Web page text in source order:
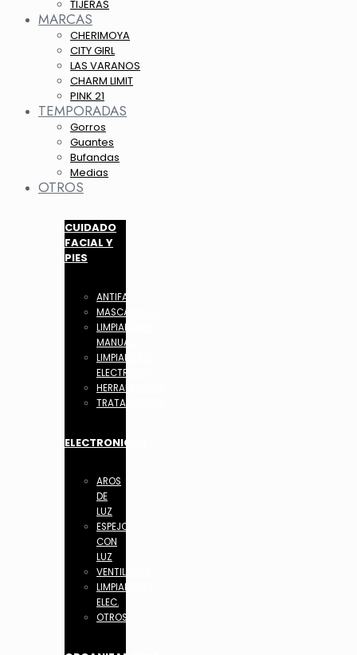
TIJERAS
MARCAS
CHERIMOYA
CITY GIRL
LAS VARANOS
CHARM LIMIT
PINK 21
TEMPORADAS
Gorros
Guantes
Bufandas
Medias
OTROS
CUIDADO
FACIAL Y
PIES
ANTIFAZ
MASCARILLAS
LIMPIADORES
MANUAL
LIMPIADORES
ELECTRICOS
HERRAMIENTAS
TRATAMIENTOS
ELECTRONICOS
AROS
DE
LUZ
ESPEJOS
CON
LUZ
VENTILADOR
LIMPIADORES
ELEC.
OTROS